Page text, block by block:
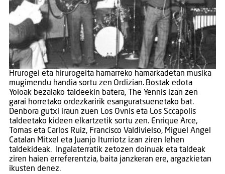
Hrurogei eta hirurogeita hamarreko hamarkadetan musika
mugimendu handia sortu zen Ordizian. Bostak edota
Yoloak bezalako taldeekin batera, The Yennis izan zen
garai horretako ordezkaririk esanguratsuenetako bat.
Denbora gutxi iraun zuen Los Ovnis eta Los Sccapolis
taldeetako kideen elkartzetik sortu zen. Enrique Arce,
Tomas eta Carlos Ruiz, Francisco Valdivielso, Miguel Angel
Catalan Mitxel eta Juanjo Iturriotz izan ziren lehen
taldekideak. Ingalaterratik zetozen doinuak eta taldeak
ziren haien erreferentzia, baita janzkeran ere, argazkietan
ikusten denez.